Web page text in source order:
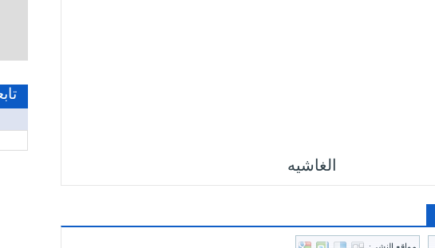
الغاشيه